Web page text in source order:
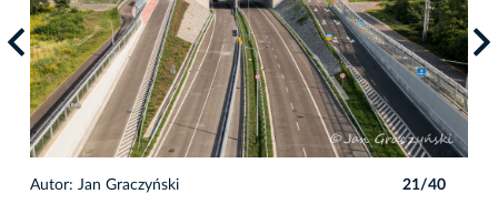
Autor: Jan Graczyński 21/40